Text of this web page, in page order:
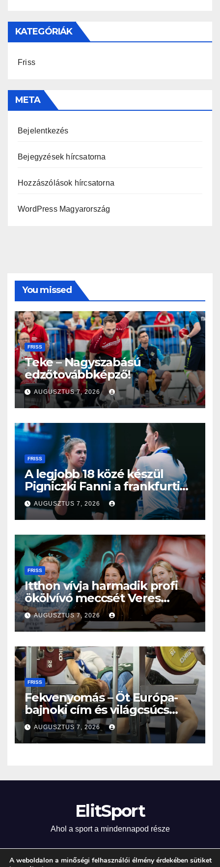
KATEGÓRIÁK
Friss
META
Bejelentkezés
Bejegyzések hírcsatorna
Hozzászólások hírcsatorna
WordPress Magyarország
You missed
FRISS
Teke – Nagyszabású
edzőtovábbképző!
AUGUSZTUS 7, 2026
FRISS
A legjobb 18 közé készül
Pigniczki Fanni a frankfurti
világbajnokságon
AUGUSZTUS 7, 2026
FRISS
Itthon vívja harmadik profi
ökölvívó meccsét Veres
Roland szeptemberben
AUGUSZTUS 7, 2026
FRISS
Fekvenyomás – Öt Európa-
bajnoki cím és világcsúcs
eddig!
AUGUSZTUS 7, 2026
ElitSport
Ahol a sport a mindennapod része
A weboldalon a minőségi felhasználói élmény érdekében sütiket